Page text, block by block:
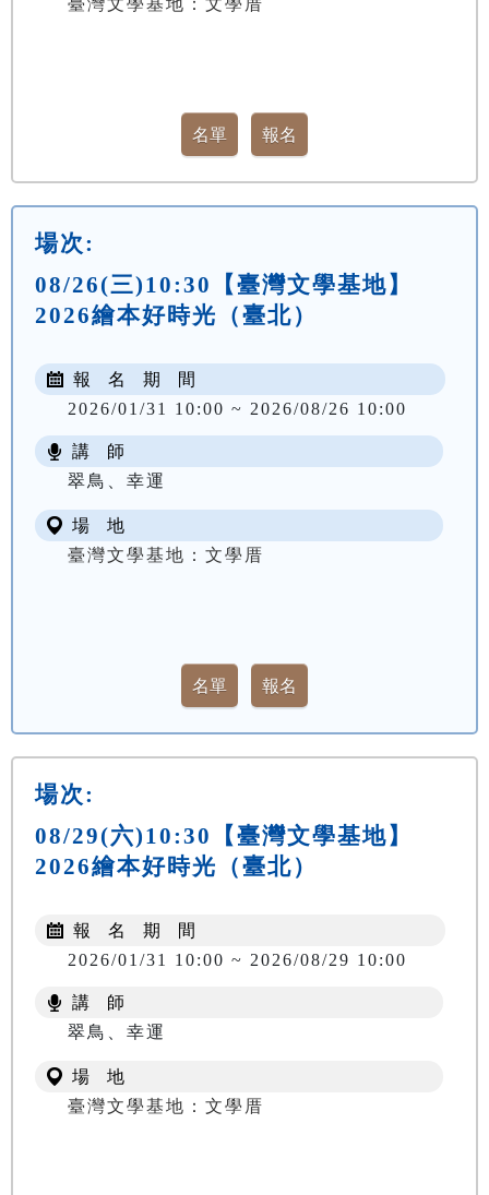
臺灣文學基地：文學厝
場次:
08/26(三)10:30【臺灣文學基地】
2026繪本好時光（臺北）
報 名 期 間
2026/01/31 10:00 ~ 2026/08/26 10:00
講 師
翠鳥、幸運
場 地
臺灣文學基地：文學厝
場次:
08/29(六)10:30【臺灣文學基地】
2026繪本好時光（臺北）
報 名 期 間
2026/01/31 10:00 ~ 2026/08/29 10:00
講 師
翠鳥、幸運
場 地
臺灣文學基地：文學厝